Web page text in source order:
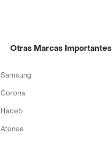
Otras Marcas Importantes
Samsung
Corona
Haceb
Atenea